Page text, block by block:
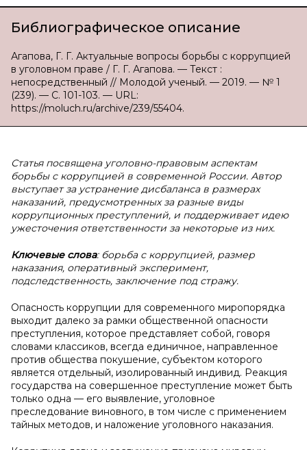
Библиографическое описание
Агапова, Г. Г. Актуальные вопросы борьбы с коррупцией
в уголовном праве / Г. Г. Агапова. — Текст :
непосредственный // Молодой ученый. — 2019. — № 1
(239). — С. 101-103. — URL:
https://moluch.ru/archive/239/55404.
Статья посвящена уголовно-правовым аспектам
борьбы с коррупцией в современной России. Автор
выступает за устранение дисбаланса в размерах
наказаний, предусмотренных за разные виды
коррупционных преступлений, и поддерживает идею
ужесточения ответственности за некоторые из них.
Ключевые слова: борьба с коррупцией, размер
наказания, оперативный эксперимент,
подследственность, заключение под стражу.
Опасность коррупции для современного миропорядка
выходит далеко за рамки общественной опасности
преступления, которое представляет собой, говоря
словами классиков, всегда единичное, направленное
против общества покушение, субъектом которого
является отдельный, изолированный индивид. Реакция
государства на совершенное преступление может быть
только одна — его выявление, уголовное
преследование виновного, в том числе с применением
тайных методов, и наложение уголовного наказания.